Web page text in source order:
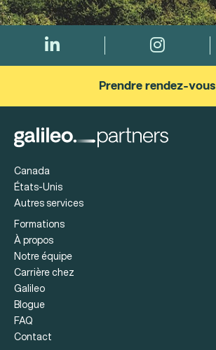
Prendre rendez-vous
Canada
États-Unis
Autres services
Formations
À propos
Notre équipe
Carrière chez
Galileo
Blogue
FAQ
Contact